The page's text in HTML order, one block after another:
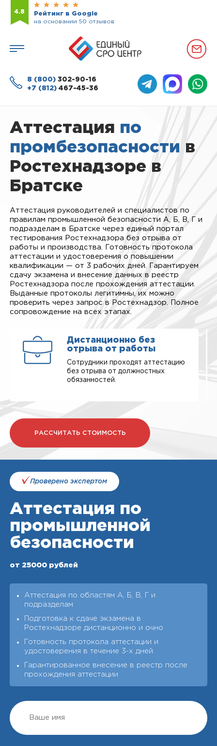
4.8
Рейтинг в Google
на основании 50 отзывов
8 (800) 302-90-16
+7 (812) 467-45-36
Аттестация по
промбезопасности в
Ростехнадзоре в
Братске
Аттестация руководителей и специалистов по
правилам промышленной безопасности А, Б, В, Г и
подразделам в Братске через единый портал
тестирования Ростехнадзора без отрыва от
работы и производства. Готовность протокола
аттестации и удостоверения о повышении
квалификации — от 3 рабочих дней. Гарантируем
сдачу экзамена и внесение данных в реестр
Ростехнадзора после прохождения аттестации.
Выданные протоколы легитимны, их можно
проверить через запрос в Ростехнадзор. Полное
сопровождение на всех этапах.
Дистанционно без
отрыва от работы
Сотрудники проходят аттестацию
без отрыва от должностных
обязанностей.
РАССЧИТАТЬ СТОИМОСТЬ
Проверено экспертом
Аттестация по
промышленной
безопасности
от 25000 рублей
Аттестация по областям А, Б, В, Г и
подразделам
Подготовка к сдаче экзамена в
Ростехнадзоре дистанционно и очно
Готовность протокола аттестации и
удостоверения в течение 3-х дней
Гарантированное внесение в реестр после
прохождения аттестации